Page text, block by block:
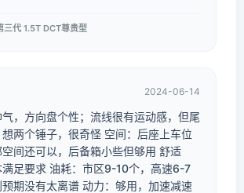
代 1.5T DCT尊贵型
2024-06-14
，方向盘个性；流线很有运动感，但尾
两个锤子，很奇怪 空间：后座上车位
间还可以，后备箱小些但够用 舒适
满足要求 油耗：市区9-10个，高速6-7
期没有太离谱 动力：够用，加速减速